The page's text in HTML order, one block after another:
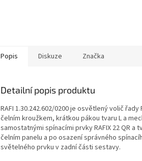
Popis Diskuze Značka
Detailní popis produktu
RAFI 1.30.242.602/0200 je osvětlený volič
čelním kroužkem, krátkou pákou tvaru L a
samostatnými spínacími prvky RAFIX 22 QR
čelním panelu a po osazení správného
světelného prvku v zadní části sestavy.